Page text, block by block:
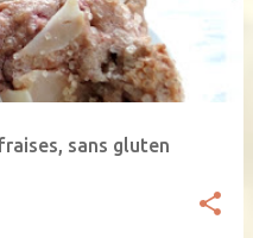
sans gluten